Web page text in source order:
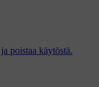
poistaa käytöstä.